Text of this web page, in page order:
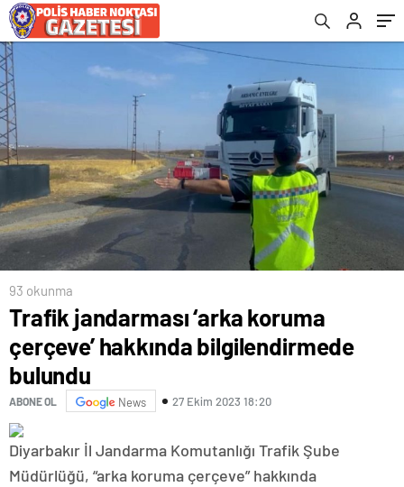
93 okunma
Trafik jandarması ‘arka koruma
çerçeve’ hakkında bilgilendirmede
bulundu
ABONE OL News 27 Ekim 2023 18:20
Diyarbakır İl Jandarma Komutanlığı Trafik Şube
Müdürlüğü, “arka koruma çerçeve” hakkında